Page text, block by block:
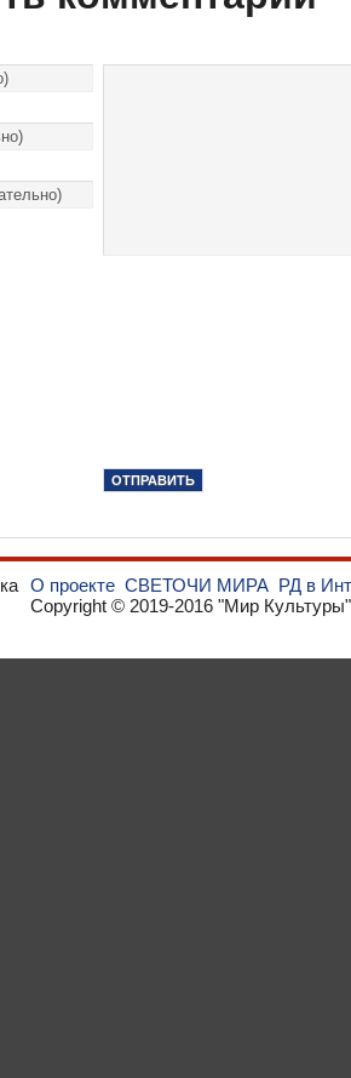
О проекте СВЕТОЧИ МИРА РД в
Copyright © 2019-2016 "Мир Культуры"